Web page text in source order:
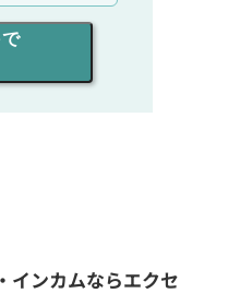
インカムならエクセ